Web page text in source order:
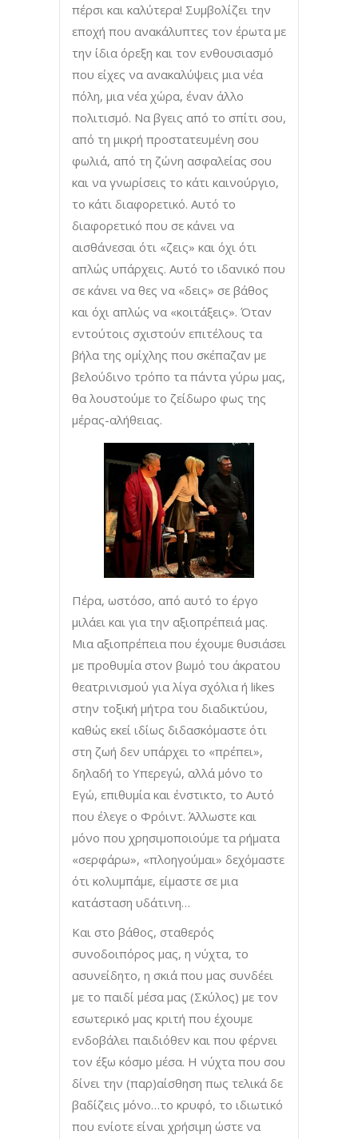
πέρσι και καλύτερα! Συμβολίζει την
εποχή που ανακάλυπτες τον έρωτα με
την ίδια όρεξη και τον ενθουσιασμό
που είχες να ανακαλύψεις μια νέα
πόλη, μια νέα χώρα, έναν άλλο
πολιτισμό. Να βγεις από το σπίτι σου,
από τη μικρή προστατευμένη σου
φωλιά, από τη ζώνη ασφαλείας σου
και να γνωρίσεις το κάτι καινούργιο,
το κάτι διαφορετικό. Αυτό το
διαφορετικό που σε κάνει να
αισθάνεσαι ότι «ζεις» και όχι ότι
απλώς υπάρχεις. Αυτό το ιδανικό που
σε κάνει να θες να «δεις» σε βάθος
και όχι απλώς να «κοιτάξεις». Όταν
εντούτοις σχιστούν επιτέλους τα
βήλα της ομίχλης που σκέπαζαν με
βελούδινο τρόπο τα πάντα γύρω μας,
θα λουστούμε το ζείδωρο φως της
μέρας-αλήθειας.
Πέρα, ωστόσο, από αυτό το έργο
μιλάει και για την αξιοπρέπειά μας.
Μια αξιοπρέπεια που έχουμε θυσιάσει
με προθυμία στον βωμό του άκρατου
θεατρινισμού για λίγα σχόλια ή likes
στην τοξική μήτρα του διαδικτύου,
καθώς εκεί ιδίως διδασκόμαστε ότι
στη ζωή δεν υπάρχει το «πρέπει»,
δηλαδή το Υπερεγώ, αλλά μόνο το
Εγώ, επιθυμία και ένστικτο, το Αυτό
που έλεγε ο Φρόιντ. Άλλωστε και
μόνο που χρησιμοποιούμε τα ρήματα
«σερφάρω», «πλοηγούμαι» δεχόμαστε
ότι κολυμπάμε, είμαστε σε μια
κατάσταση υδάτινη…
Και στο βάθος, σταθερός
συνοδοιπόρος μας, η νύχτα, το
ασυνείδητο, η σκιά που μας συνδέει
με το παιδί μέσα μας (Σκύλος) με τον
εσωτερικό μας κριτή που έχουμε
ενδοβάλει παιδιόθεν και που φέρνει
τον έξω κόσμο μέσα. Η νύχτα που σου
δίνει την (παρ)αίσθηση πως τελικά δε
βαδίζεις μόνο…το κρυφό, το ιδιωτικό
που ενίοτε είναι χρήσιμη ώστε να